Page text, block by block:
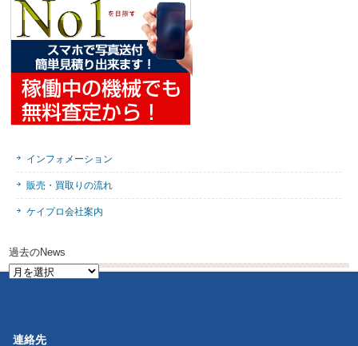
インフォメーション
販売・買取りの流れ
ケイプロ会社案内
過去のNews
過
連絡先